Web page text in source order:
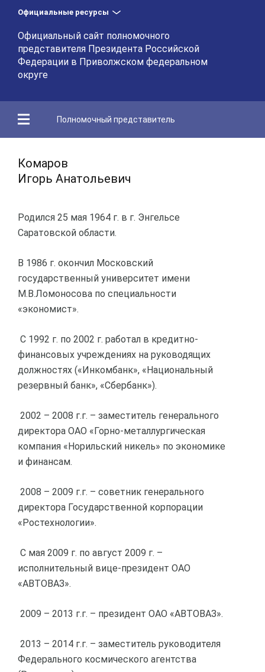
Официальные ресурсы
Официальный сайт полномочного
представителя Президента Российской
Федерации в Приволжском федеральном
округе
Полномочный представитель
Комаров
Игорь Анатольевич
Родился 25 мая 1964 г. в г. Энгельсе
Саратовской области.
В 1986 г. окончил Московский
государственный университет имени
М.В.Ломоносова по специальности
«экономист».
С 1992 г. по 2002 г. работал в кредитно-
финансовых учреждениях на руководящих
должностях («Инкомбанк», «Национальный
резервный банк», «Сбербанк»).
2002 – 2008 г.г. – заместитель генерального
директора ОАО «Горно-металлургическая
компания «Норильский никель» по экономике
и финансам.
2008 – 2009 г.г. – советник генерального
директора Государственной корпорации
«Ростехнологии».
С мая 2009 г. по август 2009 г. –
исполнительный вице-президент ОАО
«АВТОВАЗ».
2009 – 2013 г.г. – президент ОАО «АВТОВАЗ».
2013 – 2014 г.г. – заместитель руководителя
Федерального космического агентства